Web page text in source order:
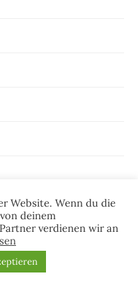
Website. Wenn du die
deinem
verdienen wir an